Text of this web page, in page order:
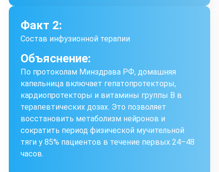
Факт 2:
Состав инфузионной терапии
Объяснение:
По протоколам Минздрава РФ, домашняя
капельница включает гепатопротекторы,
кардиопротекторы и витамины группы В в
терапевтических дозах. Это позволяет
восстановить метаболизм нейронов и
сократить период физической мучительной
тяги у 85% пациентов в течение первых 24–48
часов.